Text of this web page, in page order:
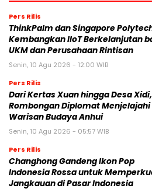
Pers Rilis
ThinkPalm dan Singapore
Kembangkan IIoT Berkelanjutan
UKM dan Perusahaan Rintisan
Senin, 10 Agu 2026 - 12:00 WIB
Pers Rilis
Dari Kertas Xuan hingga Desa Xidi,
Rombongan Diplomat Menjelajahi
Warisan Budaya Anhui
Senin, 10 Agu 2026 - 05:57 WIB
Pers Rilis
Changhong Gandeng Ikon Pop
Indonesia Rossa untuk
Jangkauan di Pasar Indonesia